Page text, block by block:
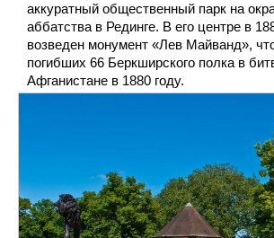
аккуратный общественный парк на
аббатства в Рединге. В его центре в
возведен монумент «Лев Майванд»,
погибших 66 Беркширского полка в
Афганистане в 1880 году.